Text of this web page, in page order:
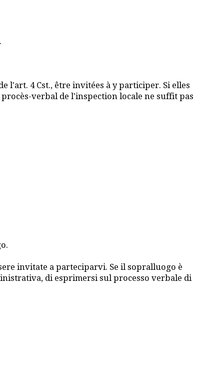
l'art. 4 Cst., être invitées à y participer. Si elles
verbal de l'inspection locale ne suffit pas
invitate a parteciparvi. Se il sopralluogo è
di esprimersi sul processo verbale di